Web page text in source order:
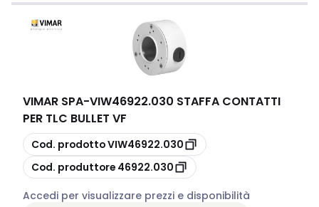
VIMAR SPA-VIW46922.030 STAFFA CONTATTI
PER TLC BULLET VF
copia
Cod. prodottoVIW46922.030
copia
Cod. produttore 46922.030
Accedi per visualizzare prezzi e disponibilità